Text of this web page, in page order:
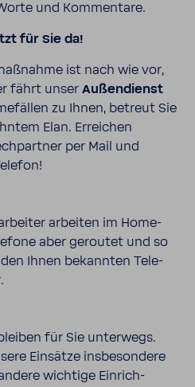
und Kommen­tare.
für Sie da!
ist nach wie vor,
fährt unser Außen­dienst
zu Ihnen, betreut Sie
Elan. Errei­chen
per Mail und
arbeiten im Home-​
aber geroutet und so
Ihnen bekannten Tele­
für Sie unter­wegs.
Einsätze insbe­son­dere
wich­tige Einrich­